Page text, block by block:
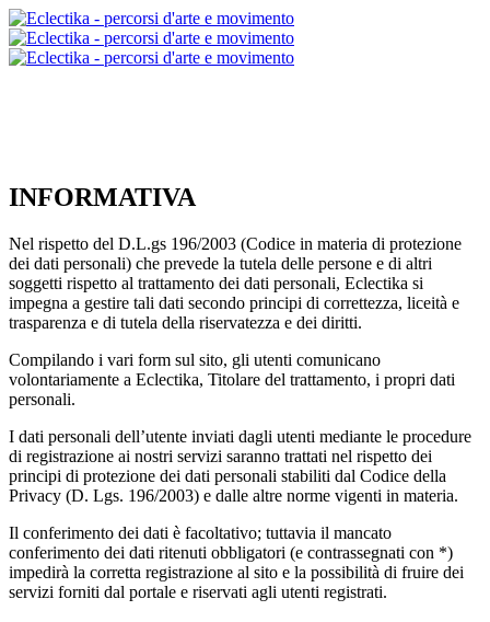
INFORMATIVA
Nel rispetto del D.L.gs 196/2003 (Codice in materia di protezione
dei dati personali) che prevede la tutela delle persone e di altri
soggetti rispetto al trattamento dei dati personali, Eclectika si
impegna a gestire tali dati secondo principi di correttezza, liceità e
trasparenza e di tutela della riservatezza e dei diritti.
Compilando i vari form sul sito, gli utenti comunicano
volontariamente a Eclectika, Titolare del trattamento, i propri dati
personali.
I dati personali dell’utente inviati dagli utenti mediante le procedure
di registrazione ai nostri servizi saranno trattati nel rispetto dei
principi di protezione dei dati personali stabiliti dal Codice della
Privacy (D. Lgs. 196/2003) e dalle altre norme vigenti in materia.
Il conferimento dei dati è facoltativo; tuttavia il mancato
conferimento dei dati ritenuti obbligatori (e contrassegnati con *)
impedirà la corretta registrazione al sito e la possibilità di fruire dei
servizi forniti dal portale e riservati agli utenti registrati.